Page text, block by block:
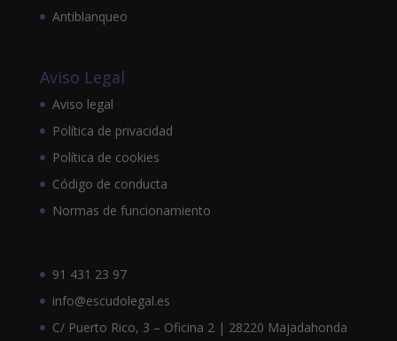
Antiblanqueo
Aviso Legal
Aviso legal
Política de privacidad
Política de cookies
Código de conducta
Normas de funcionamiento
91 431 23 97
info@escudolegal.es
C/ Puerto Rico, 3 – Oficina 2 | 28220 Majadahonda